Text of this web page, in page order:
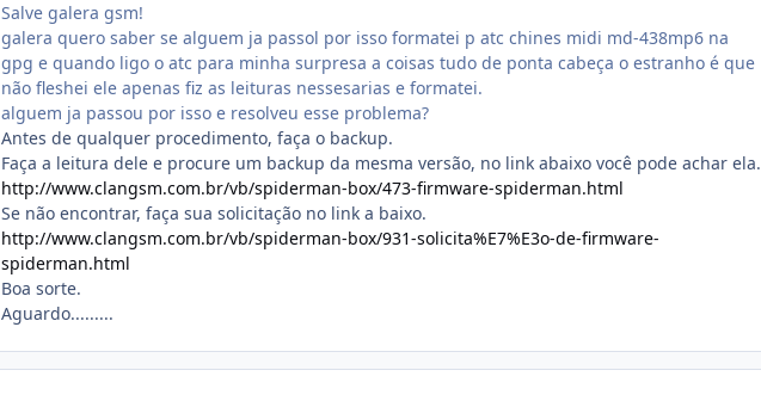
Salve galera gsm!
galera quero saber se alguem ja passol por isso formatei p atc chines midi md-438mp6 na
gpg e quando ligo o atc para minha surpresa a coisas tudo de ponta cabeça o estranho é que
não fleshei ele apenas fiz as leituras nessesarias e formatei.
alguem ja passou por isso e resolveu esse problema?
Antes de qualquer procedimento, faça o backup.
Faça a leitura dele e procure um backup da mesma versão, no link abaixo você pode achar ela.
http://www.clangsm.com.br/vb/spiderman-box/473-firmware-spiderman.html
Se não encontrar, faça sua solicitação no link a baixo.
http://www.clangsm.com.br/vb/spiderman-box/931-solicita%E7%E3o-de-firmware-
spiderman.html
Boa sorte.
Aguardo.........